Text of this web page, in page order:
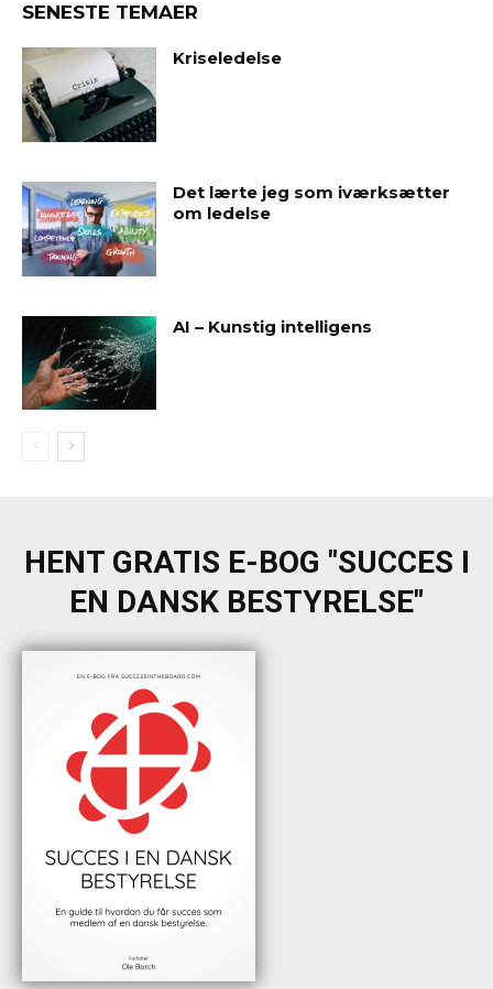
SENESTE TEMAER
Kriseledelse
Det lærte jeg som iværksætter
om ledelse
AI – Kunstig intelligens
HENT GRATIS E-BOG "SUCCES I
EN DANSK BESTYRELSE"